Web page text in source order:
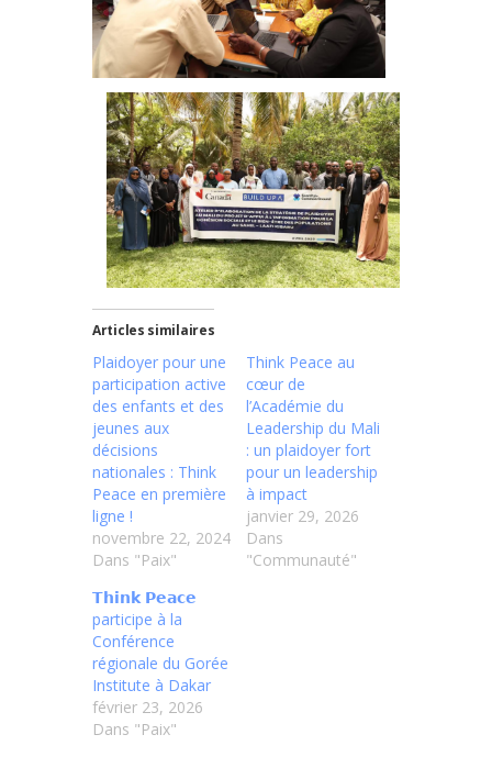
Articles similaires
Plaidoyer pour une
participation active
des enfants et des
jeunes aux
décisions
nationales : Think
Peace en première
ligne !
novembre 22, 2024
Dans "Paix"
Think Peace au
cœur de
l’Académie du
Leadership du Mali
: un plaidoyer fort
pour un leadership
à impact
janvier 29, 2026
Dans
"Communauté"
𝗧𝗵𝗶𝗻𝗸 𝗣𝗲𝗮𝗰𝗲
participe à la
Conférence
régionale du Gorée
Institute à Dakar
février 23, 2026
Dans "Paix"